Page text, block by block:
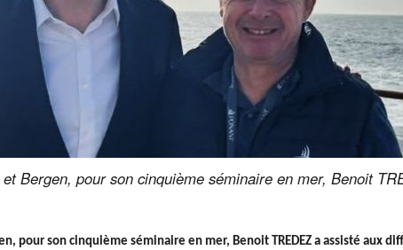
Bergen, pour son cinquième séminaire en mer, Benoit
pour son cinquième séminaire en mer, Benoit TREDEZ a assisté aux